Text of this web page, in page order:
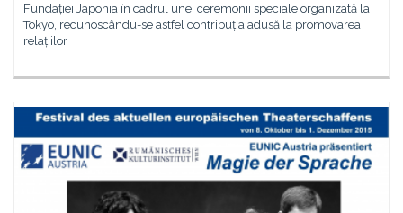
Fundației Japonia în cadrul unei ceremonii speciale organizată la
Tokyo, recunoscându-se astfel contribuția adusă la promovarea
relațiilor